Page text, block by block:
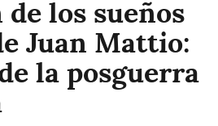
los sueños
Juan Mattio:
la posguerra